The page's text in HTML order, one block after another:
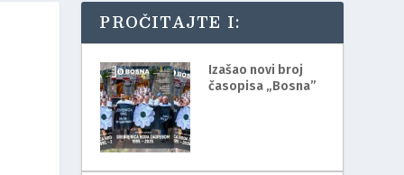
PROČITAJTE I:
Izašao novi broj
časopisa „Bosna”